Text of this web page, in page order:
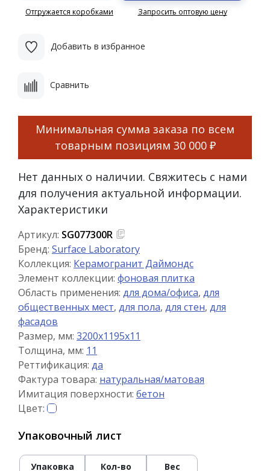
Отгружается коробками Запросить оптовую цену
Добавить в избранное
Сравнить
Минимальная сумма заказа по всем
товарным позициям 30 000 ₽
Нет данных о наличии. Свяжитесь с нами
для получения актуальной информации.
Характеристики
Артикул: SG077300R
Бренд: Surface Laboratory
Коллекция: Керамогранит Даймондс
Элемент коллекции: фоновая плитка
Область применения: для дома/офиса, для
общественных мест, для пола, для стен, для
фасадов
Размер, мм: 3200x1195x11
Толщина, мм: 11
Реттификация: да
Фактура товара: натуральная/матовая
Имитация поверхности: бетон
Цвет:
Упаковочный лист
Упаковка Кол-во Вес